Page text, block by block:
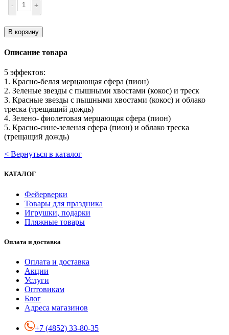
- +
В корзину
Описание товара
5 эффектов:
1. Красно-белая мерцающая сфера (пион)
2. Зеленые звезды с пышными хвостами (кокос) и треск
3. Красные звезды с пышными хвостами (кокос) и облако
треска (трещащий дождь)
4. Зелено- фиолетовая мерцающая сфера (пион)
5. Красно-сине-зеленая сфера (пион) и облако треска
(трещащий дождь)
< Вернуться в каталог
КАТАЛОГ
Фейерверки
Товары для праздника
Игрушки, подарки
Пляжные товары
Оплата и доставка
Оплата и доставка
Акции
Услуги
Оптовикам
Блог
Адреса магазинов
+7 (4852) 33-80-35